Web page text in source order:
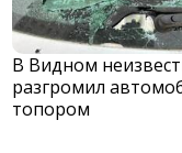
В Видном
разгромил
топором